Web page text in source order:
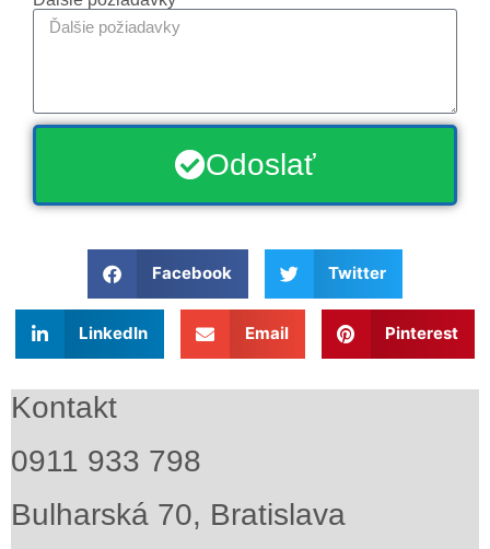
Odoslať
Facebook Twitter
LinkedIn Email Pinterest
Kontakt
0911 933 798
Bulharská 70, Bratislava